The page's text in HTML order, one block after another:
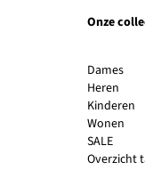
Onze
Dames
Heren
Kinderen
Wonen
SALE
Overzicht